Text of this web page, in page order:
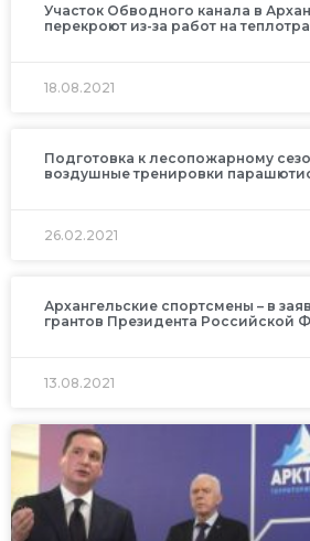
Участок Обводного канала в
перекроют из-за работ на
18.08.2021
Подготовка к лесопожарному
воздушные тренировки
26.02.2021
Архангельские спортсмены – в
грантов Президента Российской
13.08.2021